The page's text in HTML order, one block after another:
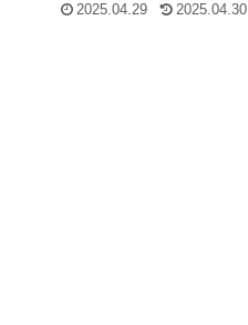
2025.04.29 2025.04.30